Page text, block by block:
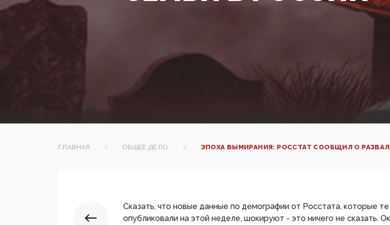
ГЛАВНАЯ ОБЩЕЕ ДЕЛО ЭПОХА ВЫМИРАНИЯ: РОССТАТ СООБЩИЛ О
Сказать, что новые данные по демографии от Росстата, которые те
опубликовали на этой неделе, шокируют - это ничего не сказать.